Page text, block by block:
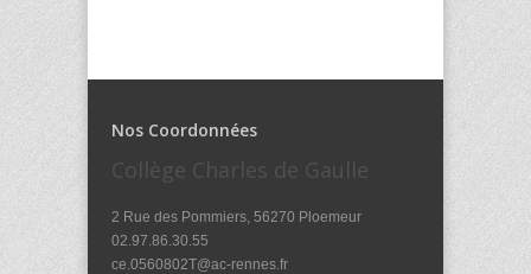
Nos Coordonnées
Collège Charles de Gaulle
2 Rue des Pommiers, 56270 Ploemeur
02.97.86.30.55
ce.0560802T@ac-rennes.fr